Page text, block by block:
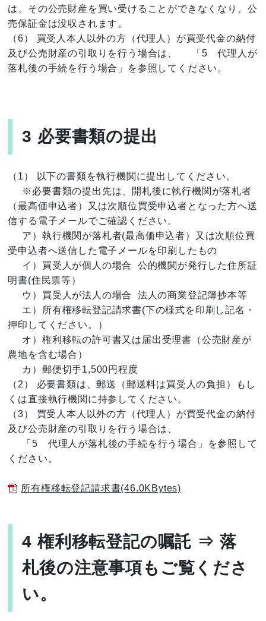
は、その公売財産を買い受けることができなくなり、公
売保証金は没収されます。
（6） 買受人本人以外の方（代理人）が買受代金の納付
及び公売財産の引取りを行う場合は、 「5 代理人が
落札後の手続を行う場合」を参照してください。
3 必要書類の提出
（1） 以下の書類を執行機関に提出してください。
※必要書類の提出先は、開札後に執行機関が落札者
（最高価申込者）又は次順位買受申込者となった方へ送
信する電子メールでご確認ください。
ア）執行機関が落札者(最高価申込者）又は次順位買
受申込者へ送信した電子メールを印刷したもの
イ）買受人が個人の場合
公的機関が発行した住所証
明書(住民票等）
ウ）買受人が法人の場合
法人の商業登記簿抄本等
エ）所有権移転登記請求書(下の様式を印刷し記名・
押印してください。）
オ）権利移転の許可書又は届出受理書（公売財産が
農地を含む場合）
カ）郵便切手1,500円程度
（2） 必要書類は、郵送（郵送料は買受人の負担）もし
くは直接執行機関に持参してください。
（3） 買受人本人以外の方（代理人）が買受代金の納付
及び公売財産の引取りを行う場合は、
「5 代理人が落札後の手続を行う場合」を参照して
ください。
所有権移転登記請求書(46.0KBytes)
4 権利移転登記の嘱託 ⇒ 落
札後の注意事項もご覧くださ
い。